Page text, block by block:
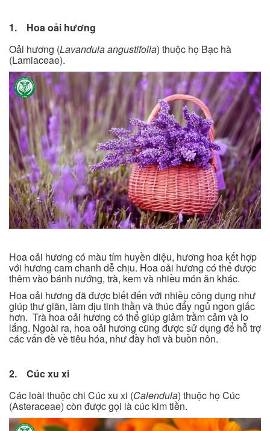
1. Hoa oải hương
Oải hương (Lavandula angustifolia) thuộc họ Bạc hà
(Lamiaceae).
Hoa oải hương có màu tím huyền diệu, hương hoa kết hợp
với hương cam chanh dễ chịu. Hoa oải hương có thể được
thêm vào bánh nướng, trà, kem và nhiều món ăn khác.
Hoa oải hương đã được biết đến với nhiều công dụng như
giúp thư giãn, làm dịu tinh thần và thúc đẩy ngủ ngon giấc
hơn. Trà hoa oải hương có thể giúp giảm trầm cảm và lo
lắng. Ngoài ra, hoa oải hương cũng được sử dụng để hỗ trợ
các vấn đề về tiêu hóa, như đầy hơi và buồn nôn.
2. Cúc xu xi
Các loài thuộc chi Cúc xu xi (Calendula) thuộc họ Cúc
(Asteraceae) còn được gọi là cúc kim tiền.